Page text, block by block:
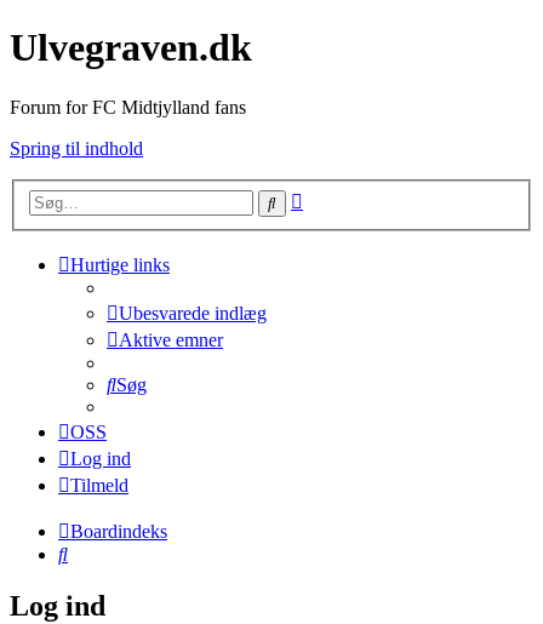
Ulvegraven.dk
Forum for FC Midtjylland fans
Spring til indhold
Søg
Hurtige links
Ubesvarede indlæg
Aktive emner
Søg
OSS
Log ind
Tilmeld
Boardindeks
Søg
Log ind